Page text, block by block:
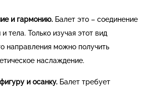
и гармонию. Балет это – соединение
тела. Только изучая этот вид
направления можно получить
наслаждение.
и осанку. Балет требует